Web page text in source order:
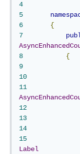
4
5
6
{
7
8
{
9
10
11
12
13
14
15
Label